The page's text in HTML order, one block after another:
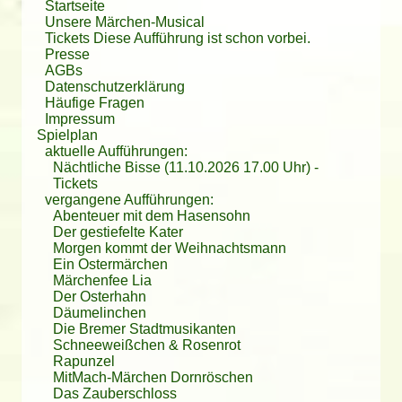
Wir kommen auf jeden Fall wieder!
Auch das Wetter hat trotz kurzem Schauer super
mitgespielt. Es war ein fantastischer Nachmittag und
wir sehen uns auf jeden Fall zum Weihnachtsmärchen
in Böhlen wieder.
Startseite
Unsere Märchen-Musical
Tickets Diese Aufführung ist schon vorbei.
Presse
AGBs
Datenschutzerklärung
Häufige Fragen
Impressum
Spielplan
aktuelle Aufführungen:
Nächtliche Bisse (11.10.2026 17.00 Uhr)-
Tickets
vergangene Aufführungen:
Abenteuer mit dem Hasensohn
Der gestiefelte Kater
Morgen kommt der Weihnachtsmann
Ein Ostermärchen
Märchenfee Lia
Der Osterhahn
Däumelinchen
Die Bremer Stadtmusikanten
Schneeweißchen & Rosenrot
Rapunzel
MitMach-Märchen Dornröschen
Das Zauberschloss